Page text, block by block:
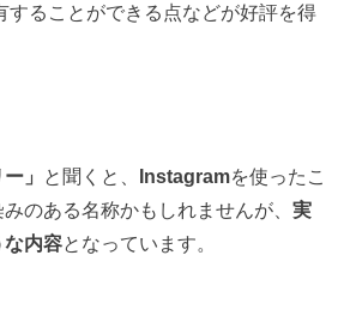
することができる点などが好評を得
」 と聞くと、 Instagramを使ったこ
のある名称かもしれませんが、実
な内容となっています。